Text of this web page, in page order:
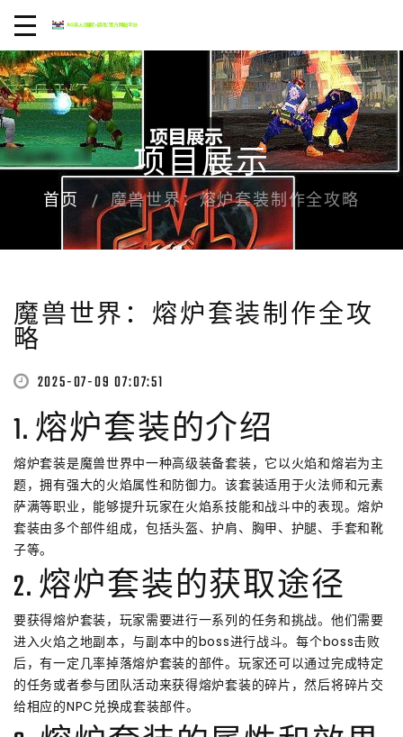
项目展示
首页 魔兽世界：熔炉套装制作全攻略
魔兽世界：熔炉套装制作全攻
略
2025-07-09 07:07:51
1. 熔炉套装的介绍
熔炉套装是魔兽世界中一种高级装备套装，它以火焰和熔岩为主
题，拥有强大的火焰属性和防御力。该套装适用于火法师和元素
萨满等职业，能够提升玩家在火焰系技能和战斗中的表现。熔炉
套装由多个部件组成，包括头盔、护肩、胸甲、护腿、手套和靴
子等。
2. 熔炉套装的获取途径
要获得熔炉套装，玩家需要进行一系列的任务和挑战。他们需要
进入火焰之地副本，与副本中的boss进行战斗。每个boss击败
后，有一定几率掉落熔炉套装的部件。玩家还可以通过完成特定
的任务或者参与团队活动来获得熔炉套装的碎片，然后将碎片交
给相应的NPC兑换成套装部件。